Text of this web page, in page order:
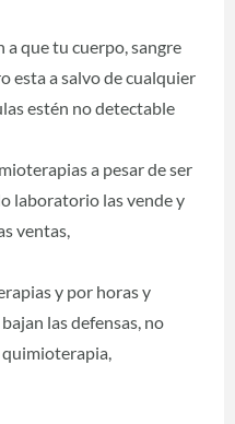
que tu cuerpo, sangre
esta a salvo de cualquier
estén no detectable
a pesar de ser
laboratorio las vende y
ventas,
y por horas y
las defensas, no